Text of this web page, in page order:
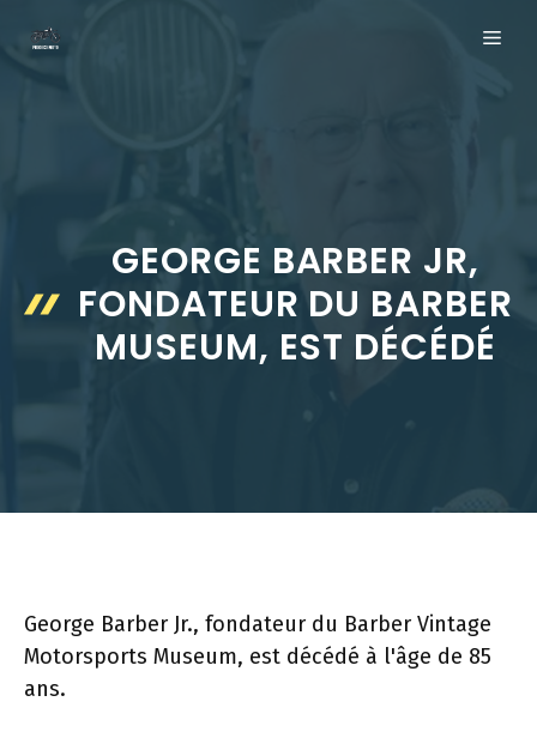
GEORGE BARBER JR,
FONDATEUR DU BARBER
MUSEUM, EST DÉCÉDÉ
George Barber Jr., fondateur du Barber Vintage
Motorsports Museum, est décédé à l'âge de 85
ans.